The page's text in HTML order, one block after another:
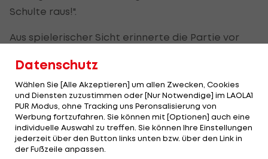
Schulte raus!".
Aus spielerischer Sicht erinnerte die Partie vor
wenigen Höhepunkten. Die Rapidler waren etwas
gefährlicher. Schaub schoss aus zwölf Metern
nach einem haarsträubenden Karner-Fehler aber
noch daneben (16.). Im zweiten Anlauf war der 18-
jährige Offensivspieler erfolgreich, er vollendete
nach einem Terrence-Boyd-Lochpass durch die
Datenschutz
Wählen Sie [Alle Akzeptieren] um allen Zwecken, Cookies
und Diensten zuzustimmen oder [Nur Notwendige] im LAOLA1
PUR Modus, ohne Tracking uns Peronsalisierung von
Werbung fortzufahren. Sie können mit [Optionen] auch eine
individuelle Auswahl zu treffen. Sie können Ihre Einstellungen
jederzeit über den Button links unten bzw. über den Link in
der Fußzeile anpassen.